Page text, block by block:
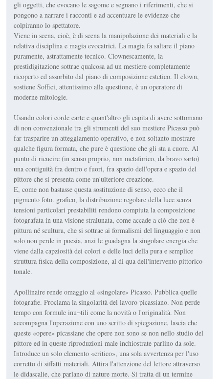
gli oggetti, che evocano le sagome e segnano i riferimenti, che si
pongono a narrare i racconti e ad accentuare le evidenze che
colpiranno lo spettatore.
Viene in scena, cioè, è di scena la manipolazione dei materiali e la
relativa disciplina e magia evocatrici. La magia fa saltare il piano
puramente, astrattamente tecnico. Clownescamente, la
prestidigitazione sottrae qualcosa ad un mestiere completamente
ricoperto ed assorbito dal piano di composizione estetico. Il clown,
sostiene Soffici, attentissimo alla questione, è un operatore di
moderne mitologie.
Usando colori corde carte e quant'altro gli capita di avere sottomano
di non convenzionale tra gli strumenti del suo mestiere Picasso può
far trasparire un atteggiamento operativo, e non soltanto mostrare
qualche figura formata, che pure è questione che gli sta a cuore. Al
punto di ricucire (in senso proprio, non metaforico, da bravo sarto)
una contiguità fra dentro e fuori, fra spazio dell'opera e spazio del
pittore che si presenta come un'ulteriore creazione.
E, come non bastasse questa sostituzione di senso, ecco che il
pigmento foto. grafico, la distribuzione regolare della luce senza
tensioni particolari prestabiliti rendono compiuta la composizione
fotografata in una visione stralunata, come accade a ciò che non è
pittura né scultura, che si sottrae ai formalismi del linguaggio e non
solo non perde in poesia, anzi le guadagna la singolare energia che
viene dalla capziosità dei colori e delle luci della pura e semplice
struttura fisica della composizione, al di qua dell'intervento pittorico
tonale.
Apollinaire rende omaggio al «singolare» Picasso. Pubblica quelle
fotografie. Proclama la singolarità del lavoro picassiano. Non perde
tempo con formule inu¬tili come la novità o l'originalità. Non
accompagna l'operazione con uno scritto di spiegazione, lascia che
queste «opere» picassiane che opere non sono se non nello studio del
pittore ed in queste riproduzioni male inchiostrate parlino da sole.
Introduce un solo elemento «critico», una sola avvertenza per l'uso
corretto di siffatti materiali. Attira l'attenzione del lettore attraverso
le didascalie, che parlano di nature morte. Si tratta di un termine